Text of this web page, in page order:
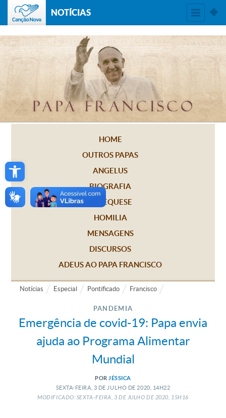
Open toolbar
NOTÍCIAS
HOME
OUTROS PAPAS
ANGELUS
BIOGRAFIA
CATEQUESE
HOMILIA
MENSAGENS
DISCURSOS
ADEUS AO PAPA FRANCISCO
Notícias Especial Pontificado Francisco
PANDEMIA
Emergência de covid-19: Papa envia
ajuda ao Programa Alimentar
Mundial
POR JÉSSICA
SEXTA-FEIRA, 3 DE JULHO DE 2020, 14H22
MODIFICADO: SEXTA-FEIRA, 3 DE JULHO DE 2020, 15H16